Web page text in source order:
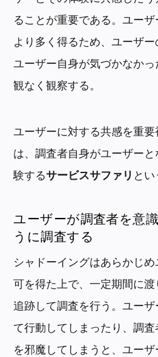
ることが重要である。ユー
より多く得るため、ユーザー
ユーザー自身が気づかなか
観なく観察する。
ユーザーに対する共感を重
は、調査者自身がユーザー
験するサービスサファリ とい
ユーザーが調査者を意
うに調査する
シャドーイングはあらかじ
可を得た上で、一定期間に
追跡して調査を行う。ユー
て行動してしまったり、調
を邪魔してしまうと、ユーザ